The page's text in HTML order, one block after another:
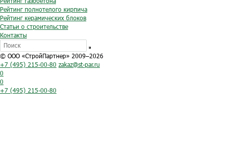
Рейтинг полнотелого кирпича
Рейтинг керамических блоков
Статьи о строительстве
Контакты
© ООО «СтройПартнер» 2009–2026
+7 (495) 215-00-80 zakaz@st-par.ru
0
0
+7 (495) 215-00-80